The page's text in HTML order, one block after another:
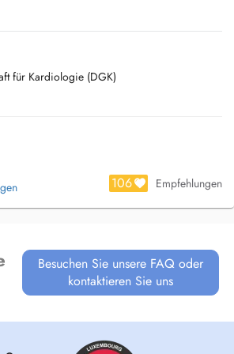
für Kardiologie (DGK)
106 Empfehlungen
Besuchen Sie unsere FAQ oder
kontaktieren Sie uns